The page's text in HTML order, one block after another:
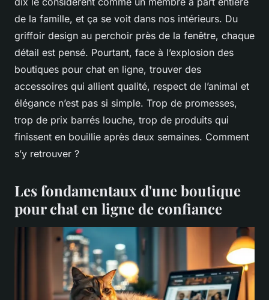
de la famille, et ça se voit dans nos intérieurs. Du
griffoir design au perchoir près de la fenêtre, chaque
détail est pensé. Pourtant, face à l’explosion des
boutiques pour chat en ligne, trouver des
accessoires qui allient qualité, respect de l’animal et
élégance n’est pas si simple. Trop de promesses,
trop de prix barrés louche, trop de produits qui
finissent en bouillie après deux semaines. Comment
s’y retrouver ?
Les fondamentaux d'une boutique
pour chat en ligne de confiance